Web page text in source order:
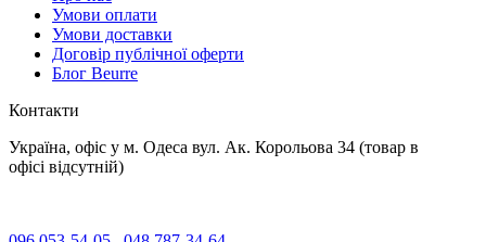
Умови оплати
Умови доставки
Договір публічної оферти
Блог Beurre
Контакти
Україна, офіс у м. Одеса вул. Ак. Корольова 34 (товар в
офісі відсутній)